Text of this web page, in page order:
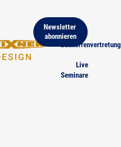
Home
Bauherrenvertretung
Live
Seminare
Newsletter
abonnieren